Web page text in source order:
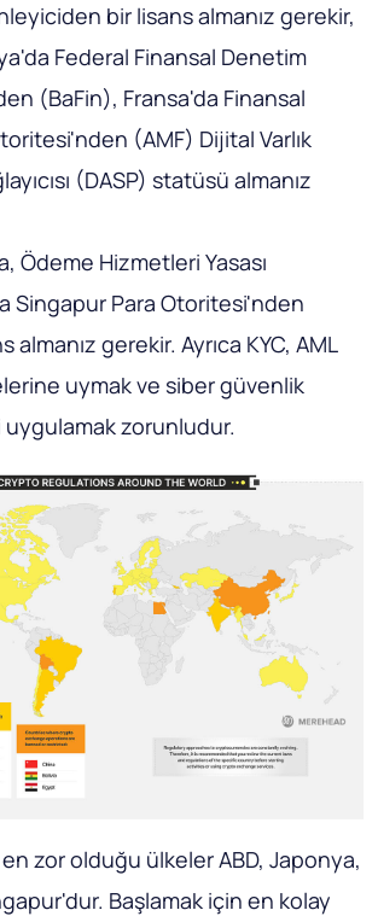
bir lisans almanız gerekir,
Federal Finansal Denetim
(BaFin), Fransa'da Finansal
(AMF) Dijital Varlık
(DASP) statüsü almanız
Ödeme Hizmetleri Yasası
Singapur Para Otoritesi'nden
almanız gerekir. Ayrıca KYC, AML
uymak ve siber güvenlik
zorunludur.
en zor olduğu ülkeler ABD, Japonya,
Başlamak için en kolay